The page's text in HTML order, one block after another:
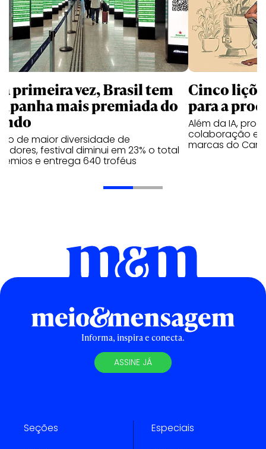
primeira vez, Brasil tem
mais premiada do
de maior diversidade de
festival diminui em 23% o total
e entrega 640 troféus
Cinco
para a
Além da IA,
colaboração e
marcas do
Informa, inspira e conecta.
ASSINE JÁ
Seções Especiais